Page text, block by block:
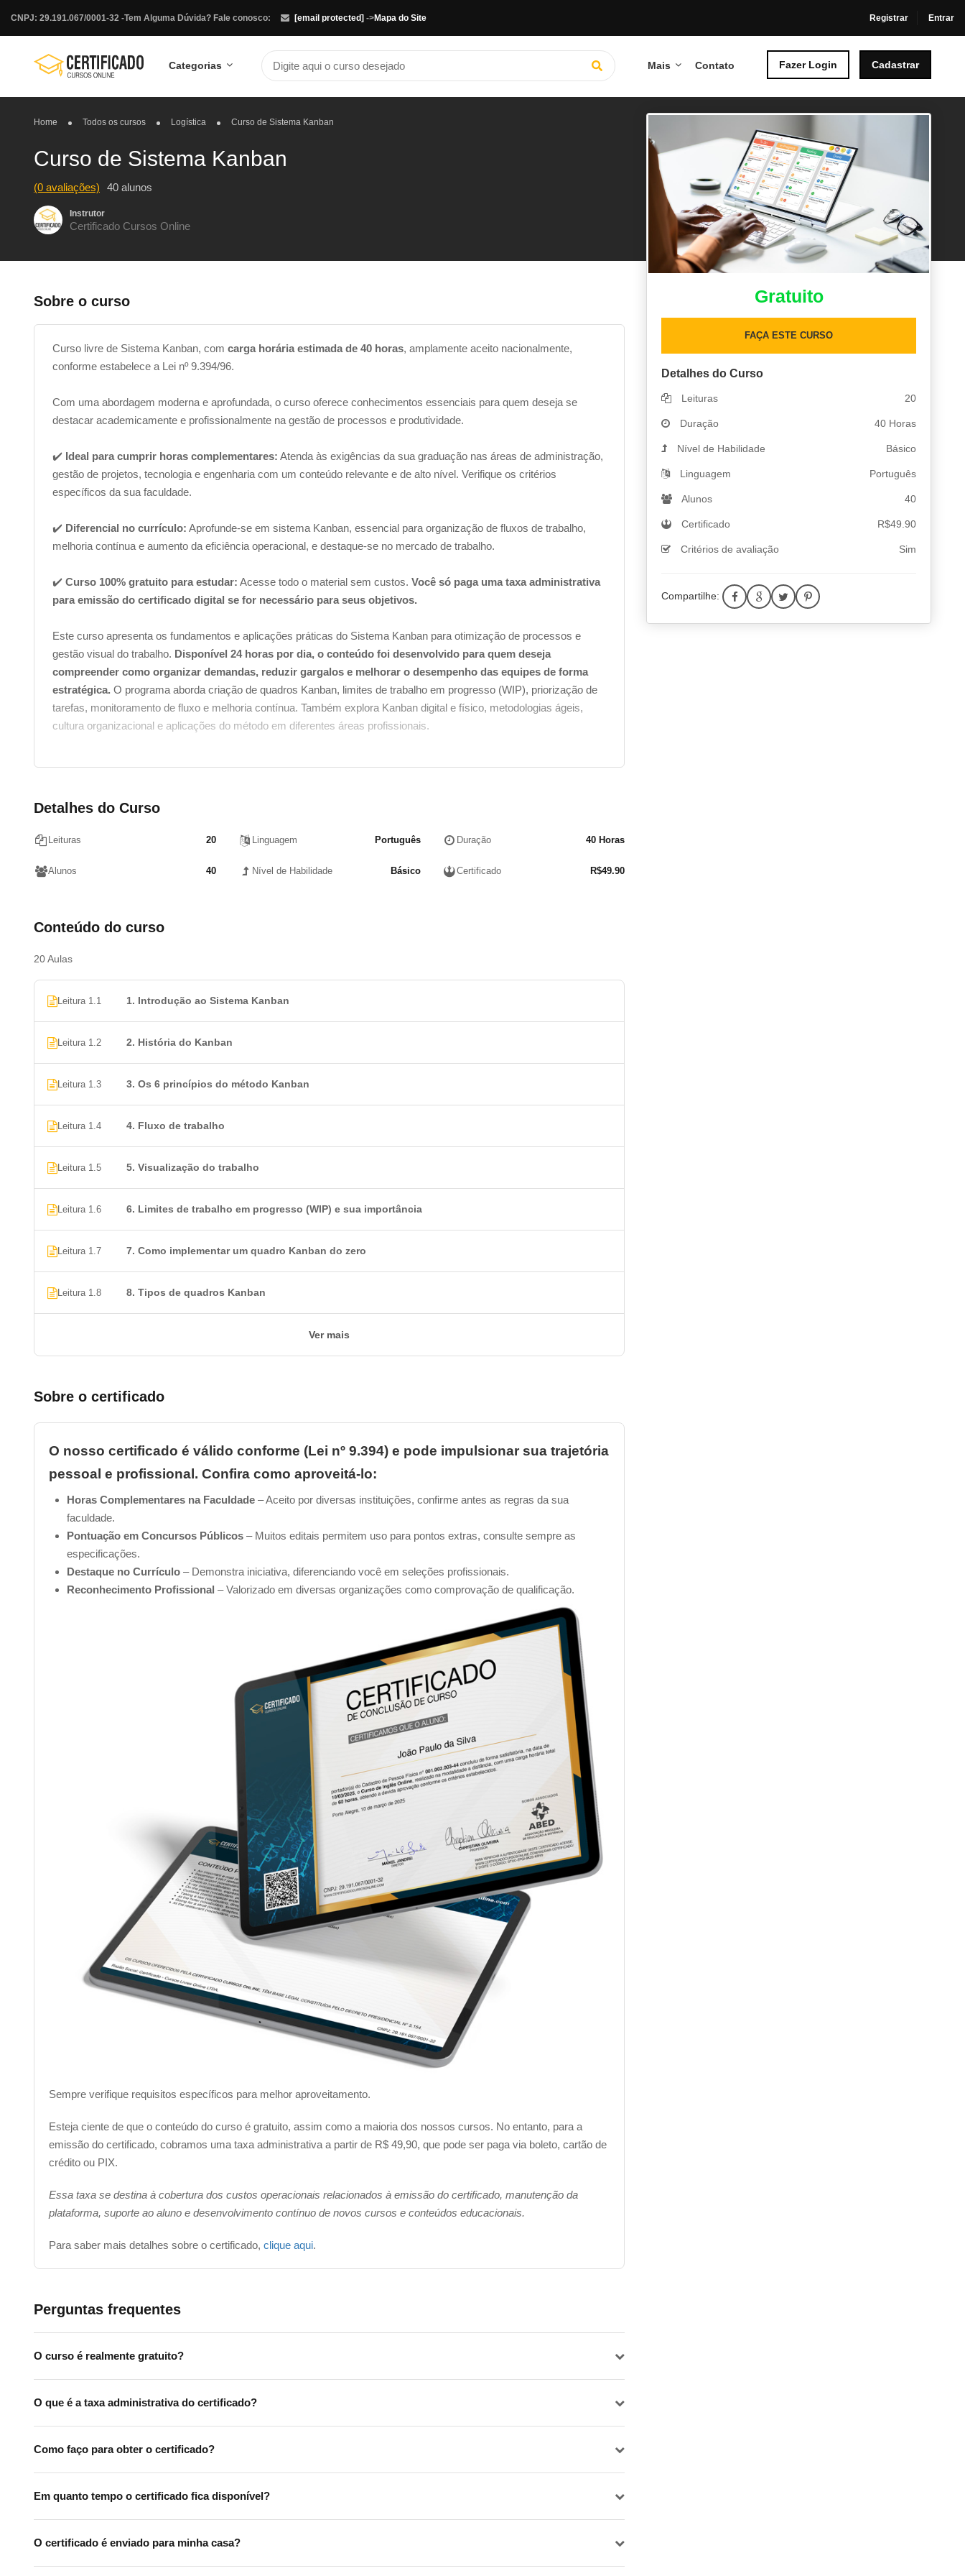
Tem Alguma Dúvida? Fale conosco: [email protected]
CNPJ: 29.191.067/0001-32 - ->Mapa do Site Registrar Entrar
Categorias Mais Contato Fazer Login Cadastrar
Home Todos os cursos Logística Curso de Sistema Kanban
Curso de Sistema Kanban
(0 avaliações) 40 alunos
Instrutor
Certificado Cursos Online
Sobre o curso
Curso livre de Sistema Kanban, com carga horária estimada de 40 horas, amplamente aceito nacionalmente,
conforme estabelece a Lei nº 9.394/96.
Com uma abordagem moderna e aprofundada, o curso oferece conhecimentos essenciais para quem deseja se
destacar academicamente e profissionalmente na gestão de processos e produtividade.
✔️ Ideal para cumprir horas complementares: Atenda às exigências da sua graduação nas áreas de administração,
gestão de projetos, tecnologia e engenharia com um conteúdo relevante e de alto nível. Verifique os critérios
específicos da sua faculdade.
✔️ Diferencial no currículo: Aprofunde-se em sistema Kanban, essencial para organização de fluxos de trabalho,
melhoria contínua e aumento da eficiência operacional, e destaque-se no mercado de trabalho.
✔️ Curso 100% gratuito para estudar: Acesse todo o material sem custos. Você só paga uma taxa administrativa
para emissão do certificado digital se for necessário para seus objetivos.
Este curso apresenta os fundamentos e aplicações práticas do Sistema Kanban para otimização de processos e
gestão visual do trabalho. Disponível 24 horas por dia, o conteúdo foi desenvolvido para quem deseja
compreender como organizar demandas, reduzir gargalos e melhorar o desempenho das equipes de forma
estratégica. O programa aborda criação de quadros Kanban, limites de trabalho em progresso (WIP), priorização de
tarefas, monitoramento de fluxo e melhoria contínua. Também explora Kanban digital e físico, metodologias ágeis,
cultura organizacional e aplicações do método em diferentes áreas profissionais.
Detalhes do Curso
Leituras 20 Linguagem Português Duração 40 Horas
Alunos 40 Nível de Habilidade Básico Certificado R$49.90
Conteúdo do curso
20 Aulas
Leitura 1.1 1. Introdução ao Sistema Kanban
Leitura 1.2 2. História do Kanban
Leitura 1.3 3. Os 6 princípios do método Kanban
Leitura 1.4 4. Fluxo de trabalho
Leitura 1.5 5. Visualização do trabalho
Leitura 1.6 6. Limites de trabalho em progresso (WIP) e sua importância
Leitura 1.7 7. Como implementar um quadro Kanban do zero
Leitura 1.8 8. Tipos de quadros Kanban
Ver mais
Sobre o certificado
O nosso certificado é válido conforme (Lei nº 9.394) e pode impulsionar sua trajetória
pessoal e profissional. Confira como aproveitá-lo:
Horas Complementares na Faculdade – Aceito por diversas instituições, confirme antes as regras da sua
faculdade.
Pontuação em Concursos Públicos – Muitos editais permitem uso para pontos extras, consulte sempre as
especificações.
Destaque no Currículo – Demonstra iniciativa, diferenciando você em seleções profissionais.
Reconhecimento Profissional – Valorizado em diversas organizações como comprovação de qualificação.
Sempre verifique requisitos específicos para melhor aproveitamento.
Esteja ciente de que o conteúdo do curso é gratuito, assim como a maioria dos nossos cursos. No entanto, para a
emissão do certificado, cobramos uma taxa administrativa a partir de R$ 49,90, que pode ser paga via boleto, cartão de
crédito ou PIX.
Essa taxa se destina à cobertura dos custos operacionais relacionados à emissão do certificado, manutenção da
plataforma, suporte ao aluno e desenvolvimento contínuo de novos cursos e conteúdos educacionais.
Para saber mais detalhes sobre o certificado, clique aqui.
Perguntas frequentes
O curso é realmente gratuito?
O que é a taxa administrativa do certificado?
Como faço para obter o certificado?
Em quanto tempo o certificado fica disponível?
O certificado é enviado para minha casa?
Gratuito
FAÇA ESTE CURSO
Detalhes do Curso
Leituras 20
Duração 40 Horas
Nível de Habilidade Básico
Linguagem Português
Alunos 40
Certificado R$49.90
Critérios de avaliação Sim
Compartilhe: